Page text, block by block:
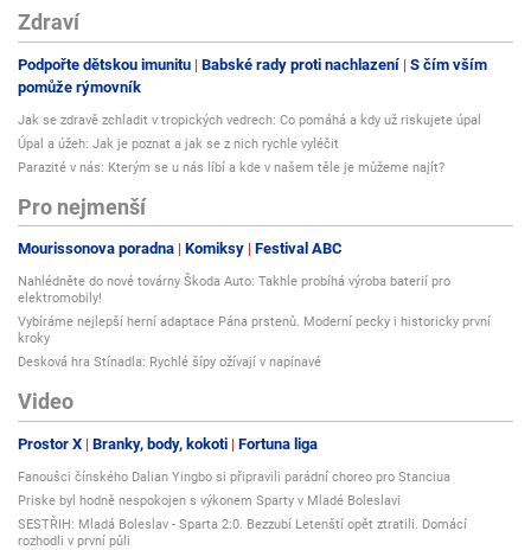
Zdraví
Podpořte dětskou imunitu Babské rady proti nachlazení S čím vším
pomůže rýmovník
Jak se zdravě zchladit v tropických vedrech: Co pomáhá a kdy už riskujete úpal
Úpal a úžeh: Jak je poznat a jak se z nich rychle vyléčit
Parazité v nás: Kterým se u nás líbí a kde v našem těle je můžeme najít?
Pro nejmenší
Mourissonova poradna Komiksy Festival ABC
Nahlédněte do nové továrny Škoda Auto: Takhle probíhá výroba baterií pro
elektromobily!
Vybíráme nejlepší herní adaptace Pána prstenů. Moderní pecky i historicky první
kroky
Desková hra Stínadla: Rychlé šípy ožívají v napínavé
Video
Prostor X Branky, body, kokoti Fortuna liga
Fanoušci čínského Dalian Yingbo si připravili parádní choreo pro Stanciua
Priske byl hodně nespokojen s výkonem Sparty v Mladé Boleslavi
SESTŘIH: Mladá Boleslav - Sparta 2:0. Bezzubí Letenští opět ztratili. Domácí
rozhodli v první půli